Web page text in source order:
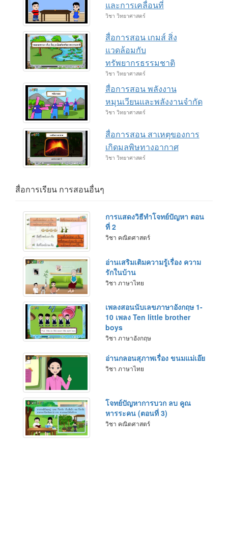
และการเคลื่อนที่
วิชา วิทยาศาสตร์
สื่อการสอน เกมส์ สิ่ง
แวดล้อมกับ
ทรัพยากรธรรมชาติ
วิชา วิทยาศาสตร์
สื่อการสอน พลังงาน
หมุนเวียนและพลังงานจำกัด
วิชา วิทยาศาสตร์
สื่อการสอน สาเหตุของการ
เกิดมลพิษทางอากาศ
วิชา วิทยาศาสตร์
สื่อการเรียน การสอนอื่นๆ
การแสดงวิธีทำโจทย์ปัญหา ตอน
ที่ 2
วิชา คณิตศาสตร์
อ่านเสริมเติมความรู้เรื่อง ความ
รักในบ้าน
วิชา ภาษาไทย
เพลงสอนนับเลขภาษาอังกฤษ 1-
10 เพลง Ten little brother
boys
วิชา ภาษาอังกฤษ
อ่านกลอนสุภาพเรื่อง ขนมแม่เอ๊ย
วิชา ภาษาไทย
โจทย์ปัญหาการบวก ลบ คูณ
หารระคน (ตอนที่ 3)
วิชา คณิตศาสตร์